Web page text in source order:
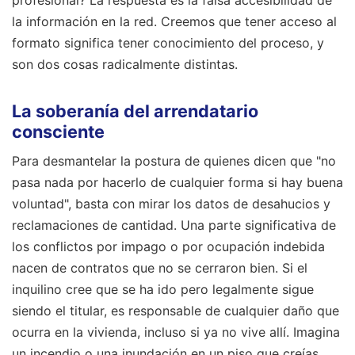
la información en la red. Creemos que tener acceso al
formato significa tener conocimiento del proceso, y
son dos cosas radicalmente distintas.
La soberanía del arrendatario
consciente
Para desmantelar la postura de quienes dicen que "no
pasa nada por hacerlo de cualquier forma si hay buena
voluntad", basta con mirar los datos de desahucios y
reclamaciones de cantidad. Una parte significativa de
los conflictos por impago o por ocupación indebida
nacen de contratos que no se cerraron bien. Si el
inquilino cree que se ha ido pero legalmente sigue
siendo el titular, es responsable de cualquier daño que
ocurra en la vivienda, incluso si ya no vive allí. Imagina